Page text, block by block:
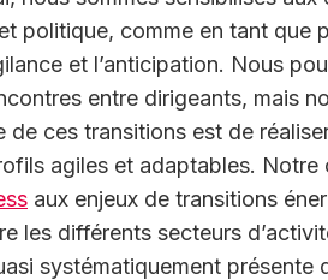
politique, comme en tant que
et l’anticipation. Nous
entre dirigeants, mais
de ces transitions est de
agiles et adaptables.
aux enjeux de transitions
les différents secteurs
systématiquement